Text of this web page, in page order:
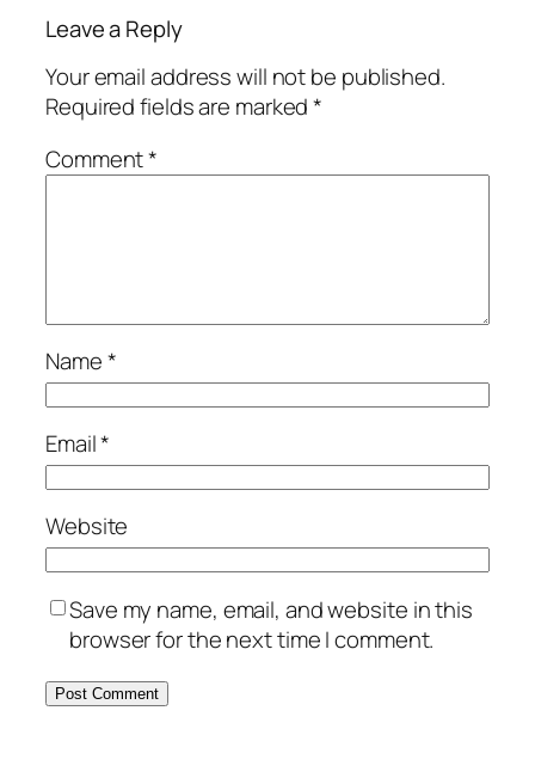
Leave a Reply
Your email address will not be published.
Required fields are marked*
Comment*
Name*
Email*
Website
Save my name, email, and website in this
browser for the next time I comment.